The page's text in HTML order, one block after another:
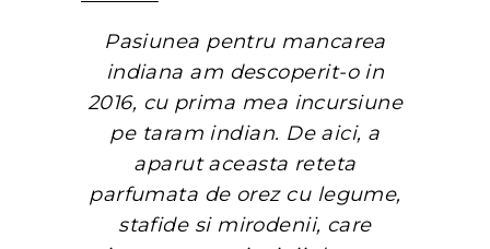
Pasiunea pentru mancarea
indiana am descoperit-o in
2016, cu prima mea incursiune
pe taram indian. De aici, a
aparut aceasta reteta
parfumata de orez cu legume,
stafide si mirodenii, care